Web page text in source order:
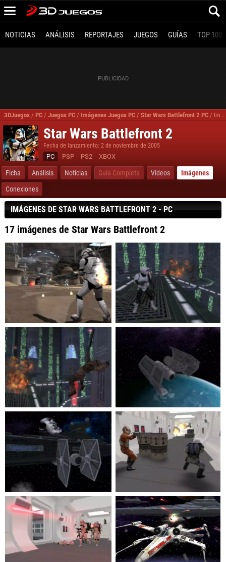
NOTICIAS ANÁLISIS REPORTAJES JUEGOS GUÍAS TOP 100
3DJuegos / PC / Juegos PC / Imágenes Juegos PC / Star Wars Battlefront 2 PC / Imágenes, fotos Star Wars Battlefront 2 para PC
Star Wars Battlefront 2
Fecha de lanzamiento: 2 de noviembre de 2005
PC PSP PS2 XBOX
Ficha Análisis Noticias Guía Completa Videos
Imágenes
Conexiones
IMÁGENES DE STAR WARS BATTLEFRONT 2 - PC
17 imágenes de Star Wars Battlefront 2